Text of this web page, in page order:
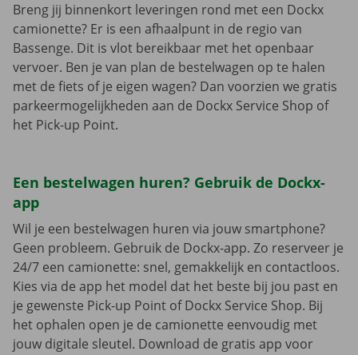
Breng jij binnenkort leveringen rond met een Dockx
camionette? Er is een afhaalpunt in de regio van
Bassenge. Dit is vlot bereikbaar met het openbaar
vervoer. Ben je van plan de bestelwagen op te halen
met de fiets of je eigen wagen? Dan voorzien we gratis
parkeermogelijkheden aan de Dockx Service Shop of
het Pick-up Point.
Een bestelwagen huren? Gebruik de Dockx-
app
Wil je een bestelwagen huren via jouw smartphone?
Geen probleem. Gebruik de Dockx-app. Zo reserveer je
24/7 een camionette: snel, gemakkelijk en contactloos.
Kies via de app het model dat het beste bij jou past en
je gewenste Pick-up Point of Dockx Service Shop. Bij
het ophalen open je de camionette eenvoudig met
jouw digitale sleutel. Download de gratis app voor